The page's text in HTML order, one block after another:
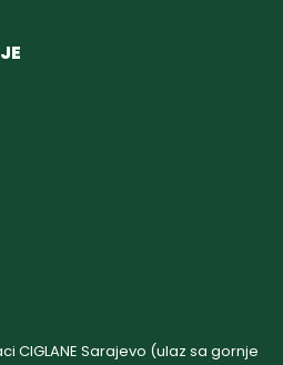
CIGLANE Sarajevo (ulaz sa gornje